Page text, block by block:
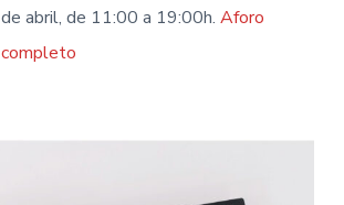
de abril, de 11:00 a 19:00h.Aforo
completo